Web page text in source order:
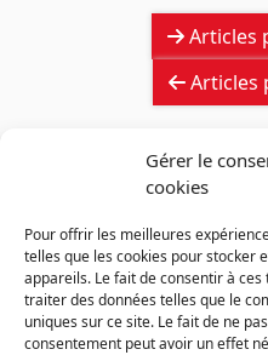
Gérer le
cookies
Pour offrir les meilleures
telles que les cookies pour stocker
appareils. Le fait de consentir à
traiter des données telles que le
uniques sur ce site. Le fait de ne
consentement peut avoir un effet
Navigation
Articles
Articles